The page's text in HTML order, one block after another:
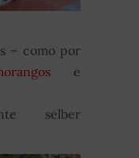
– como por
e
selber